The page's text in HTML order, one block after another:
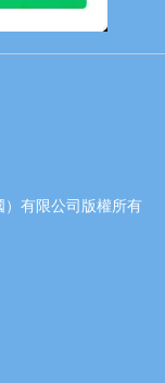
有限公司版權所有